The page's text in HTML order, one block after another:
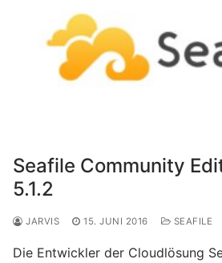
Seafile Community
5.1.2
JARVIS 15. JUNI 2016 SEAFILE
Die Entwickler der Cloudlösung